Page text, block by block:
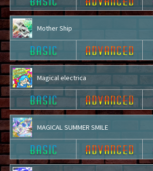
Mother Ship
Magical electrica
MAGICAL SUMMER SMILE